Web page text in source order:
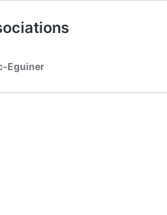
Eguiner